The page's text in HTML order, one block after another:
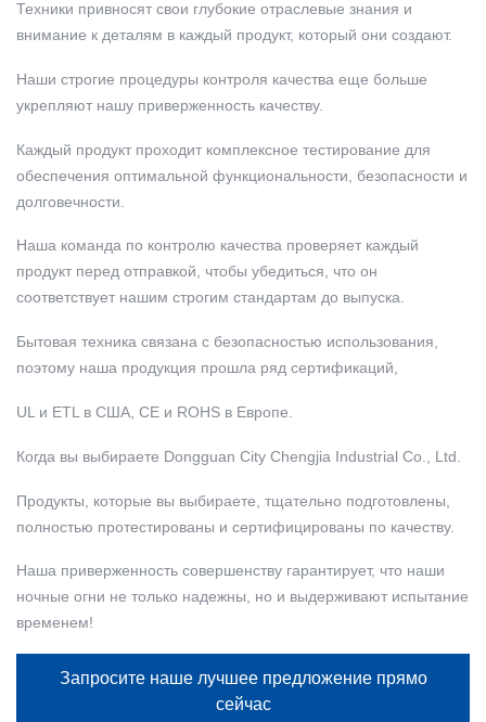
Техники привносят свои глубокие отраслевые знания и
внимание к деталям в каждый продукт, который они создают.
Наши строгие процедуры контроля качества еще больше
укрепляют нашу приверженность качеству.
Каждый продукт проходит комплексное тестирование для
обеспечения оптимальной функциональности, безопасности и
долговечности.
Наша команда по контролю качества проверяет каждый
продукт перед отправкой, чтобы убедиться, что он
соответствует нашим строгим стандартам до выпуска.
Бытовая техника связана с безопасностью использования,
поэтому наша продукция прошла ряд сертификаций,
UL и ETL в США, CE и ROHS в Европе.
Когда вы выбираете Dongguan City Chengjia Industrial Co., Ltd.
Продукты, которые вы выбираете, тщательно подготовлены,
полностью протестированы и сертифицированы по качеству.
Наша приверженность совершенству гарантирует, что наши
ночные огни не только надежны, но и выдерживают испытание
временем!
Запросите наше лучшее предложение прямо
сейчас